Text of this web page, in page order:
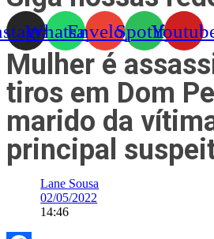
WhatsappEnvelopeSpotify
Mulher é
tiros em Dom
marido da
principal
Lane Sousa
02/05/2022
14:46